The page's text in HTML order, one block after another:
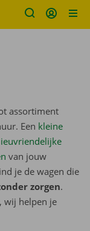
assortiment
Een kleine
van jouw
je de wagen die
zorgen.
, wij helpen je